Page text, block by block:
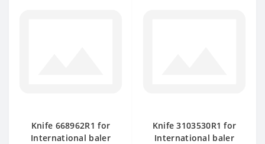
Knife 668962R1 for
International baler
Knife 3103530R1 for
International baler